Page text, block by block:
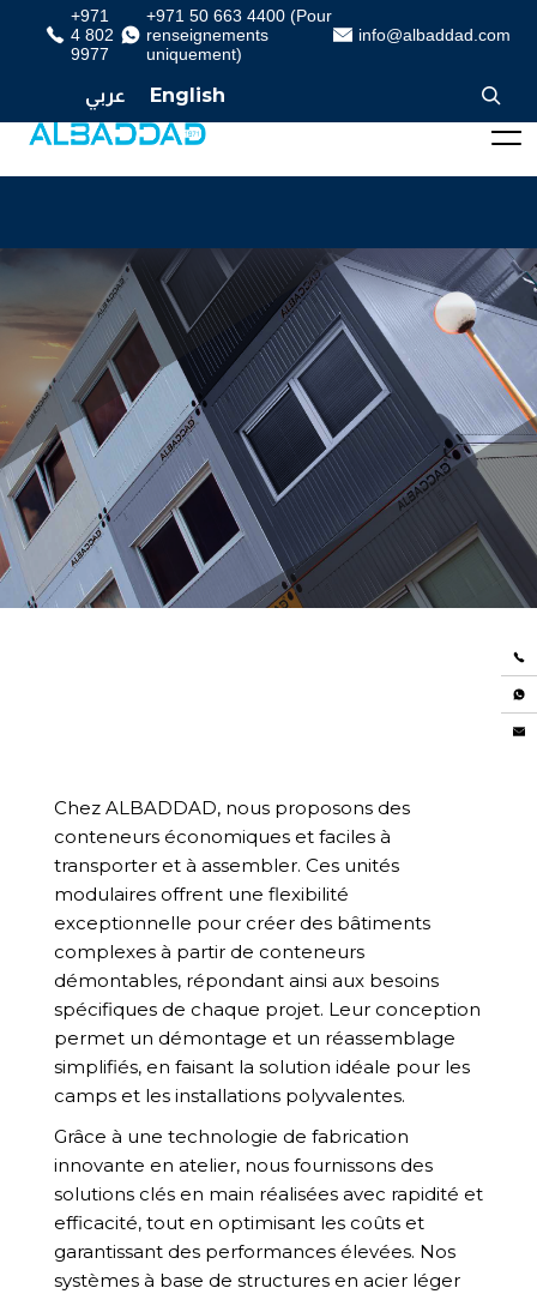
+971
4 802
9977
+971 50 663 4400 (Pour
renseignements
uniquement)
info@albaddad.com
عربي English
Chez ALBADDAD, nous proposons des
conteneurs économiques et faciles à
transporter et à assembler. Ces unités
modulaires offrent une flexibilité
exceptionnelle pour créer des bâtiments
complexes à partir de conteneurs
démontables, répondant ainsi aux besoins
spécifiques de chaque projet. Leur conception
permet un démontage et un réassemblage
simplifiés, en faisant la solution idéale pour les
camps et les installations polyvalentes.
Grâce à une technologie de fabrication
innovante en atelier, nous fournissons des
solutions clés en main réalisées avec rapidité et
efficacité, tout en optimisant les coûts et
garantissant des performances élevées. Nos
systèmes à base de structures en acier léger